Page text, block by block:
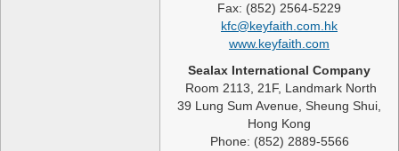
Fax: (852) 2564-5229
kfc@keyfaith.com.hk
www.keyfaith.com
Sealax International Company
Room 2113, 21F, Landmark North
39 Lung Sum Avenue, Sheung Shui,
Hong Kong
Phone: (852) 2889-5566